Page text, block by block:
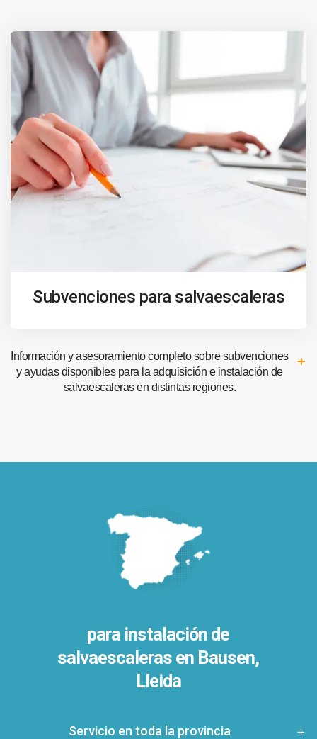
Subvenciones para salvaescaleras
Información y asesoramiento completo sobre subvenciones
y ayudas disponibles para la adquisición e instalación de
salvaescaleras en distintas regiones.
para instalación de
salvaescaleras en Bausen,
Lleida
Servicio en toda la provincia